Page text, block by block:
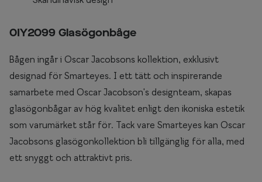
0IY2099 Glasögonbåge
Bågen ingår i Oscar Jacobsons kollektion, exklusivt
designad för Smarteyes. I ett tätt och inspirerande
samarbete med Oscar Jacobson's designteam, skapas
glasögonbågar av hög kvalitet enligt den ikoniska estetik
som varumärket står för. Tack vare Smarteyes kan Oscar
Jacobsons glasögonkollektion bli tillgänglig för alla, med
ett snyggt och attraktivt pris.